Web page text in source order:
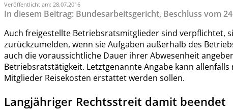
Veröffentlicht am: 28.07.2016
In diesem Beitrag: Bundesarbeitsgericht, Beschluss vom
Auch freigestellte Betriebsratsmitglieder sind verpflichtet,
zurückzumelden, wenn sie Aufgaben außerhalb des
auch die voraussichtliche Dauer ihrer Abwesenheit
Betriebsratstätigkeit. Letztgenannte Angabe kann
Mitglieder Reisekosten erstattet werden sollen.
Langjähriger Rechtsstreit damit beendet